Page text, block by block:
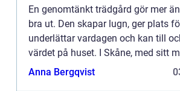
En genomtänkt trädgård gör mer
bra ut. Den skapar lugn, ger plats
underlättar vardagen och kan till
värdet på huset. I Skåne, med sitt
Anna Bergqvist